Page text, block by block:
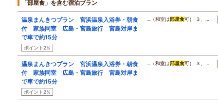
「部屋食」を含む宿泊プラン
温泉まんきつプラン 宮浜温泉入浴券・朝食
付 家族同室 広島・宮島旅行 宮島対岸ま
で車で約15分
ポイント2%
…（和室は部屋食可） ３、…
温泉まんきつプラン 宮浜温泉入浴券・朝食
付 家族同室 広島・宮島旅行 宮島対岸ま
で車で約15分
ポイント2%
…（和室は部屋食可） ３、…